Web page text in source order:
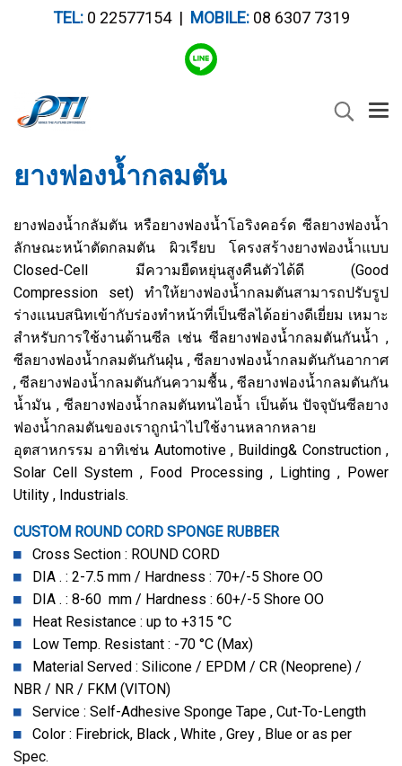
TEL:0 22577154 | MOBILE: 08 6307 7319
ยางฟองน้ำกลมตัน
ยางฟองน้ำกลัมตัน หรือยางฟองน้ำโอริงคอร์ด ซีลยางฟองน้ำ
ลักษณะหน้าตัดกลมตัน ผิวเรียบ โครงสร้างยางฟองน้ำแบบ
Closed-Cell มีความยืดหยุ่นสูงคืนตัวได้ดี (Good
Compression set) ทำให้ยางฟองน้ำกลมตันสามารถปรับรูป
ร่างแนบสนิทเข้ากับร่องทำหน้าที่เป็นซีลได้อย่างดีเยี่ยม เหมาะ
สำหรับการใช้งานด้านซีล เช่น ซีลยางฟองน้ำกลมตันกันน้ำ ,
ซีลยางฟองน้ำกลมตันกันฝุ่น , ซีลยางฟองน้ำกลมตันกันอากาศ
, ซีลยางฟองน้ำกลมตันกันความชื้น , ซีลยางฟองน้ำกลมตันกัน
น้ำมัน , ซีลยางฟองน้ำกลมตันทนไอน้ำ เป็นต้น ปัจจุบันซีลยาง
ฟองน้ำกลมตันของเราถูกนำไปใช้งานหลากหลาย
อุตสาหกรรม อาทิเช่น Automotive , Building& Construction ,
Solar Cell System , Food Processing , Lighting , Power
Utility , Industrials.
CUSTOM ROUND CORD SPONGE RUBBER
Cross Section : ROUND CORD
DIA . : 2-7.5 mm / Hardness : 70+/-5 Shore OO
DIA . : 8-60 mm / Hardness : 60+/-5 Shore OO
Heat Resistance : up to +315 °C
Low Temp. Resistant : -70 °C (Max)
Material Served : Silicone / EPDM / CR (Neoprene) /
NBR / NR / FKM (VITON)
Service : Self-Adhesive Sponge Tape , Cut-To-Length
Color : Firebrick, Black , White , Grey , Blue or as per
Spec.